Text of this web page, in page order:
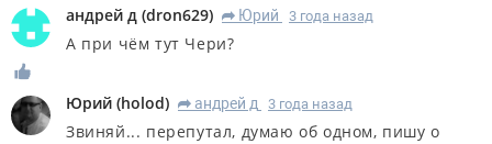
андрей д (dron629) R Юрий 3 года назад
А при чём тут Чери?
Юрий (holod) R андрей д 3 года назад
Звиняй... перепутал, думаю об одном, пишу о